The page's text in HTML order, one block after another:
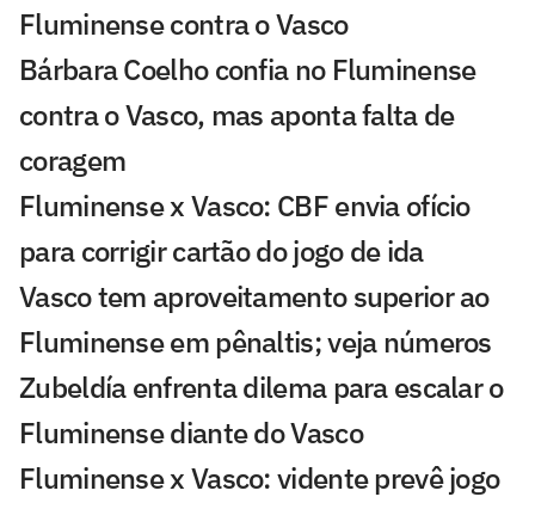
Fluminense contra o Vasco
Bárbara Coelho confia no Fluminense
contra o Vasco, mas aponta falta de
coragem
Fluminense x Vasco: CBF envia ofício
para corrigir cartão do jogo de ida
Vasco tem aproveitamento superior ao
Fluminense em pênaltis; veja números
Zubeldía enfrenta dilema para escalar o
Fluminense diante do Vasco
Fluminense x Vasco: vidente prevê jogo